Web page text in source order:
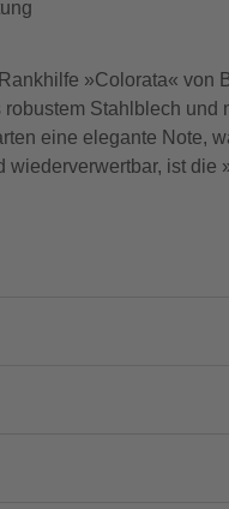
»Colorata«
Stahlblech
eine elegante Note,
ist